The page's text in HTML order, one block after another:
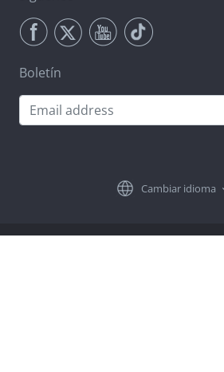
Boletín
Cambiar idioma